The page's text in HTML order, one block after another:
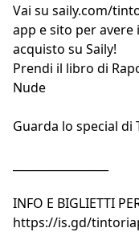
Vai su saily.com/
app e sito per
acquisto su Saily!
Prendi il libro di
Nude
Guarda lo special di
INFO E BIGLIETTI
https://is.gd/